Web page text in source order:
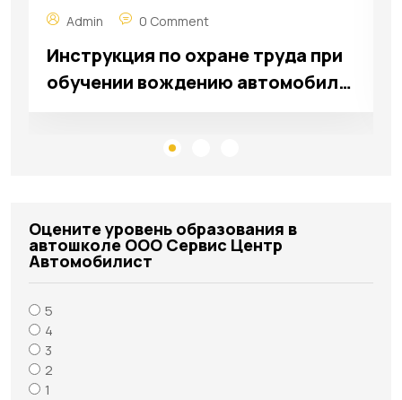
Admin 0 Comment
Инструкция по охране труда при
обучении вождению автомобиля
Оцените уровень образования в
автошколе ООО Сервис Центр
Автомобилист
5
4
3
2
1